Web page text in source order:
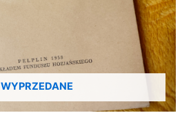
WYPRZEDANE